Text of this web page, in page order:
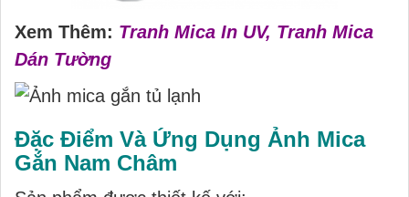
Xem Thêm: Tranh Mica In UV, Tranh Mica
Dán Tường
Đặc Điểm Và Ứng Dụng Ảnh Mica
Gắn Nam Châm